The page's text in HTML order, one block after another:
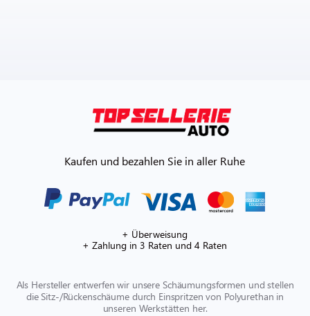
Kaufen und bezahlen Sie in aller Ruhe
+ Überweisung
+ Zahlung in 3 Raten und 4 Raten
Als Hersteller entwerfen wir unsere Schäumungsformen und stellen
die Sitz-/Rückenschäume durch Einspritzen von Polyurethan in
unseren Werkstätten her.